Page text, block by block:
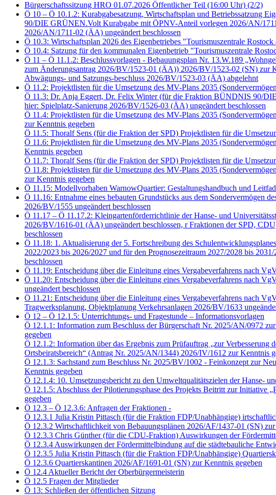
Bürgerschaftssitzung HRO 01.07.2026 Öffentlicher Teil (16:00 Uhr) (2/2)
Ö 10 – Ö 10.1.2: Kurabgabesatzung, Wirtschaftsplan und Betriebssatzung
90/DIE GRÜNEN.Volt Kurabgabe mit ÖPNV-Anteil vorlegen 2026/AN/
2026/AN/1711-02 (ÄA) ungeändert beschlossen
Ö 10.3: Wirtschaftsplan 2026 des Eigenbetriebes "Tourismuszentrale
Ö 10.4: Satzung für den kommunalen Eigenbetrieb "Tourismuszentrale
Ö 11 – Ö 11.1.2: Beschlussvorlagen - Bebauungsplan Nr. 13.W.189
zum Änderungsantrag 2026/BV/1523-01 (ÄA)) 2026/BV/1523-02 (SN) zur
Abwägungs- und Satzungs-beschluss 2026/BV/1523-03 (ÄA) abgelehnt
Ö 11.2: Projektlisten für die Umsetzung des MV-Plans 2035
Ö 11.3: Dr. Anja Eggert, Dr. Felix Winter (für die Fraktion BÜNDNIS 90/
hier: Spielplatz-Sanierung 2026/BV/1526-03 (ÄA) ungeändert beschlossen
Ö 11.4: Projektlisten für die Umsetzung des MV-Plans 2035
zur Kenntnis gegeben
Ö 11.5: Thoralf Sens (für die Fraktion der SPD) Projektlisten für die
Ö 11.6: Projektlisten für die Umsetzung des MV-Plans 2035
Kenntnis gegeben
Ö 11.7: Thoralf Sens (für die Fraktion der SPD) Projektlisten für die
Ö 11.8: Projektlisten für die Umsetzung des MV-Plans 2035
zur Kenntnis gegeben
Ö 11.15: Modellvorhaben WarnowQuartier: Gestaltungshandbuch und
Ö 11.16: Entnahme eines bebauten Grundstücks aus dem Sondervermögen
2026/BV/1555 ungeändert beschlossen
Ö 11.17 – Ö 11.17.2: Kleingartenförderrichtlinie der Hanse- und
2026/BV/1616-01 (ÄA) ungeändert beschlossen, r Fraktionen der SPD,
beschlossen
Ö 11.18: 1. Aktualisierung der 5. Fortschreibung des
2022/2023 bis 2026/2027 und für den Prognosezeitraum 2027/2028 bis
beschlossen
Ö 11.19: Entscheidung über die Einleitung eines Vergabeverfahrens nach
Ö 11.20: Entscheidung über die Einleitung eines Vergabeverfahrens nach
ungeändert beschlossen
Ö 11.21: Entscheidung über die Einleitung eines Vergabeverfahrens nach
Tragwerksplanung, Objektplanung Verkehrsanlagen 2026/BV/1633
Ö 12 – Ö 12.1.5: Unterrichtungs- und Fragestunde – Informationsvorlagen
Ö 12.1.1: Information zum Beschluss der Bürgerschaft Nr. 2025/AN/0972
gegeben
Ö 12.1.2: Information über das Ergebnis zum Prüfauftrag „zur
Ortsbeiratsbereich“ (Antrag Nr. 2025/AN/1344) 2026/IV/1612 zur Kenntnis
Ö 12.1.3: Sachstand zum Beschluss Nr. 2025/BV/1002 - Feinkonzept zur
Kenntnis gegeben
Ö 12.1.4: 10. Umsetzungsbericht zu den Umweltqualitätszielen der Hanse-
Ö 12.1.5: Abschluss der Pilotierungsphase des Projekts Beitritt zur Initiative
gegeben
Ö 12.3 – Ö 12.3.6: Anfragen der Fraktionen -
Ö 12.3.1 Julia Kristin Pittasch (für die Fraktion FDP/Unabhängige)
Ö 12.3.2 Wirtschaftlichkeit von Bebauungsplänen 2026/AF/1437-01 (SN)
Ö 12.3.3 Chris Günther (für die CDU-Fraktion) Auswirkungen der
Ö 12.3.4 Auswirkungen der Fördermittelbindung auf die städtebauliche
Ö 12.3.5 Julia Kristin Pittasch (für die Fraktion FDP/Unabhängige)
Ö 12.3.6 Quartierskantinen 2026/AF/1691-01 (SN) zur Kenntnis gegeben
Ö 12.4 Aktueller Bericht der Oberbürgermeisterin
Ö 12.5 Fragen der Mitglieder
Ö 13: Schließen der öffentlichen Sitzung